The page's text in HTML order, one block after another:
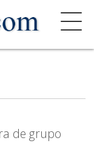
de grupo